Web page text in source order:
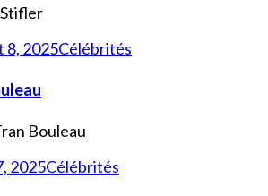
8, 2025Célébrités
2025Célébrités